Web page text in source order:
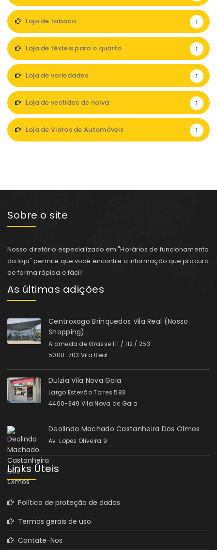
Loja de tabaco 1
Loja de têxteis para o quarto 1
Loja de variedades 1
Loja de vestidos de noiva 1
Loja de Vidros de Automóveis 1
Sobre o site
Nosso diretório especializado em "Horários de funcionamento
da loja" permite que você encontre a informação que procura
de forma rápida e fácil!
As últimas adições
Centroxogo Brinquedos Vila Real (Nosso
Shopping)
Alameda de Grasse 111 / 112 / 253
5000-703 Vila Real
Dulzia Vila Nova Gaia
Largo Estevão Torres 583
4400-349 Vila Nova de Gaia
Deolinda Machado Castanheira Dos Olmos
Av. Lopes Oliveira 9
Links Úteis
Política de proteção de dados
Termos gerais de uso
Contate-Nos